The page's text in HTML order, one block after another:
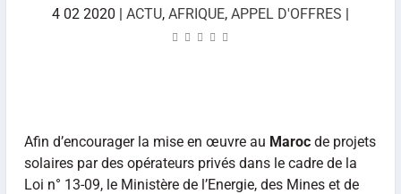
4 02 2020 | ACTU, AFRIQUE, APPEL D'OFFRES |
Afin d’encourager la mise en œuvre au Maroc de projets
solaires par des opérateurs privés dans le cadre de la
Loi n° 13-09, le Ministère de l’Energie, des Mines et de